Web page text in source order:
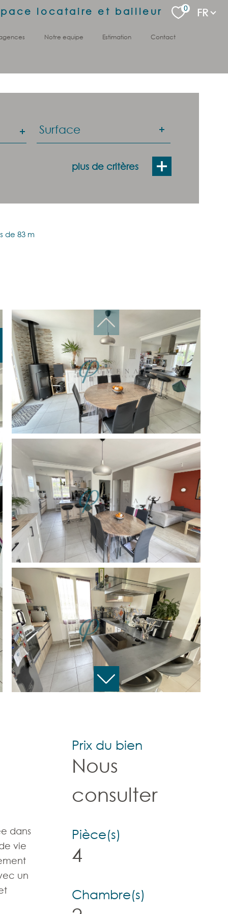
locataire et bailleur 0 FR
agences notre equipe estimation contact
Surface
plus de critères
de 83 m
dans
vie
un
Prix du bien
Nous
consulter
Pièce(s)
4
Chambre(s)